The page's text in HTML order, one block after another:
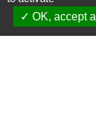
OK, accept all